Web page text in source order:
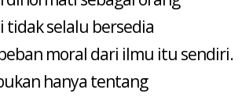
selalu bersedia
moral dari ilmu itu sendiri.
hanya tentang